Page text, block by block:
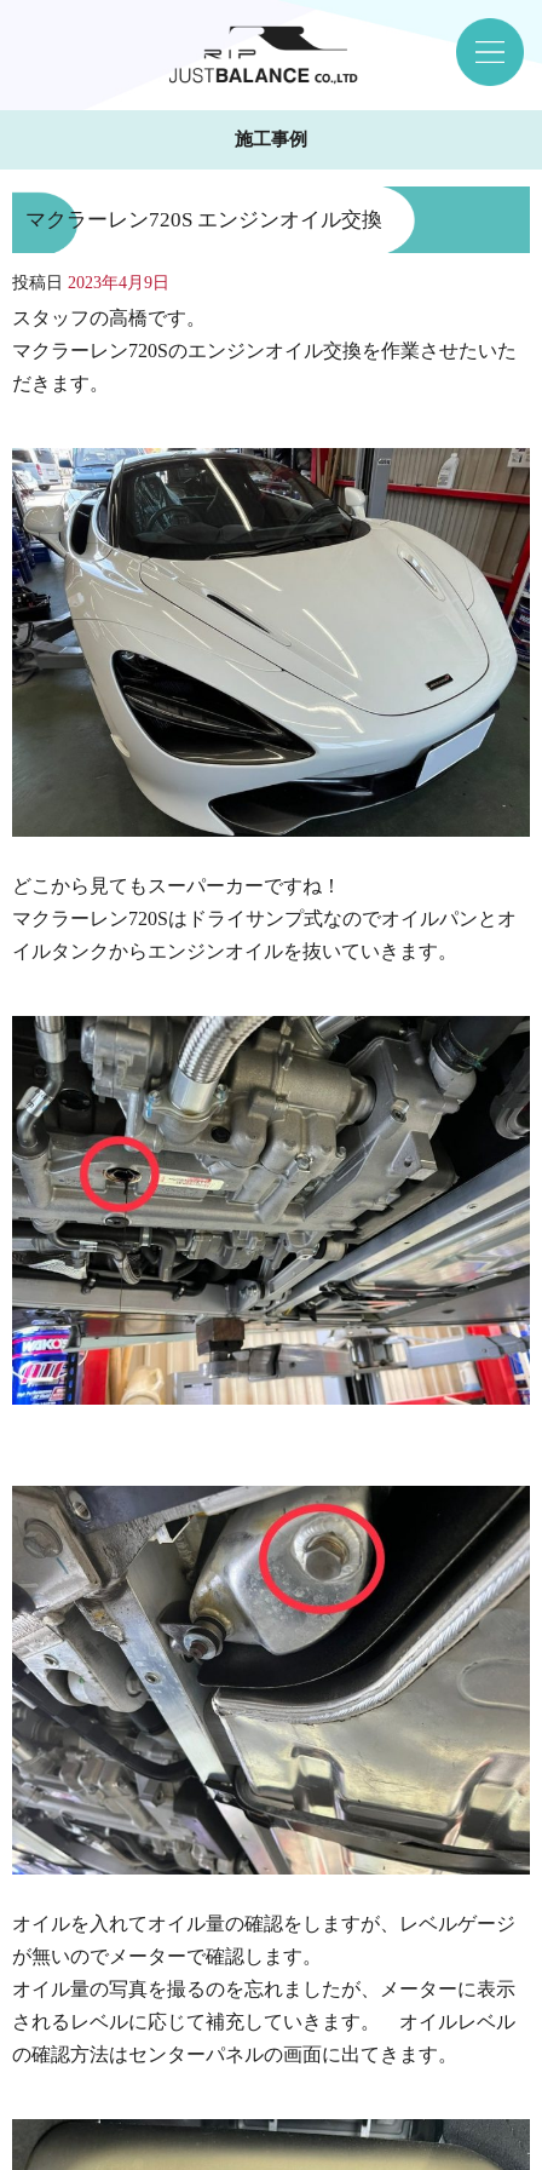
施工事例
マクラーレン720S エンジンオイル交換
投稿日 2023年4月9日
スタッフの高橋です。
マクラーレン720Sのエンジンオイル交換を作業させたいた
だきます。
どこから見てもスーパーカーですね！
マクラーレン720Sはドライサンプ式なのでオイルパンとオ
イルタンクからエンジンオイルを抜いていきます。
オイルを入れてオイル量の確認をしますが、レベルゲージ
が無いのでメーターで確認します。
オイル量の写真を撮るのを忘れましたが、メーターに表示
されるレベルに応じて補充していきます。 オイルレベル
の確認方法はセンターパネルの画面に出てきます。